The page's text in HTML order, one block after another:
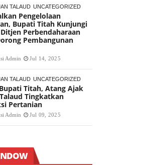
TALAUD UNCATEGORIZED
Pengelolaan
Bupati Titah Kunjungi
Perbendaharaan
Pembangunan
Admin Jul 14, 2025
TALAUD UNCATEGORIZED
Titah, Atang Ajak
Tingkatkan
Pertanian
Admin Jul 09, 2025